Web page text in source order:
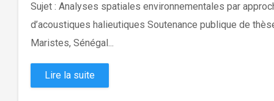
Sujet : Analyses spatiales environnementales par
d’acoustiques halieutiques Soutenance publique de
Maristes, Sénégal...
Lire la suite